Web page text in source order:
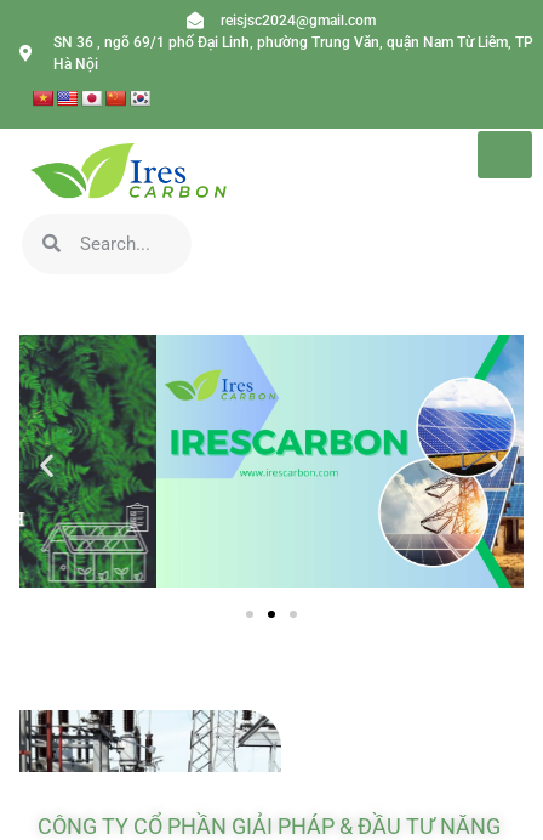
reisjsc2024@gmail.com
SN 36 , ngõ 69/1 phố Đại Linh, phường Trung Văn, quận Nam Từ Liêm, TP
Hà Nội
CÔNG TY CỔ PHẦN GIẢI PHÁP & ĐẦU TƯ NĂNG